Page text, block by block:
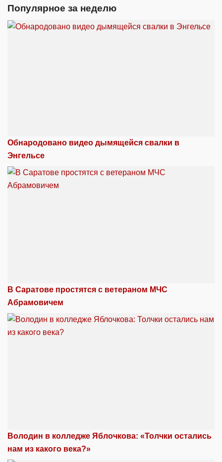
Популярное за неделю
Обнародовано видео дымящейся свалки в
Энгельсе
В Саратове простятся с ветераном МЧС
Абрамовичем
Володин в колледже Яблочкова: «Толчки остались
нам из какого века?»